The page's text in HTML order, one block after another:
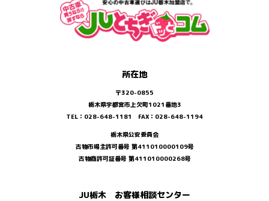
所在地
〒320-0855
栃木県宇都宮市上欠町1021番地3
TEL：028-648-1181 FAX：028-648-1194
栃木県公安委員会
古物市場主許可番号 第411010000109号
古物商許可証番号 第411010000268号
JU栃木 お客様相談センター